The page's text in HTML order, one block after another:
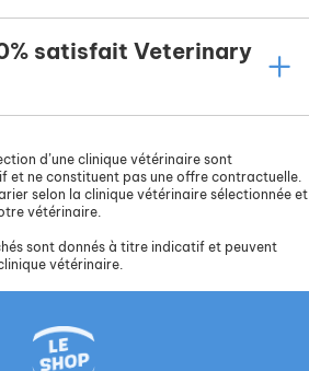
satisfait Veterinary
d’une clinique vétérinaire sont
et ne constituent pas une offre contractuelle.
selon la clinique vétérinaire sélectionnée et
vétérinaire.
sont donnés à titre indicatif et peuvent
vétérinaire.